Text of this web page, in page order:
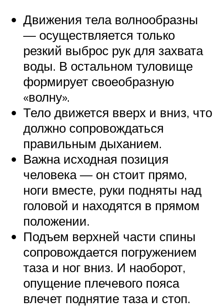
Движения тела волнообразны
— осуществляется только
резкий выброс рук для захвата
воды. В остальном туловище
формирует своеобразную
«волну».
Тело движется вверх и вниз, что
должно сопровождаться
правильным дыханием.
Важна исходная позиция
человека — он стоит прямо,
ноги вместе, руки подняты над
головой и находятся в прямом
положении.
Подъем верхней части спины
сопровождается погружением
таза и ног вниз. И наоборот,
опущение плечевого пояса
влечет поднятие таза и стоп.